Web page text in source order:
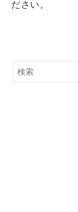
ださい。